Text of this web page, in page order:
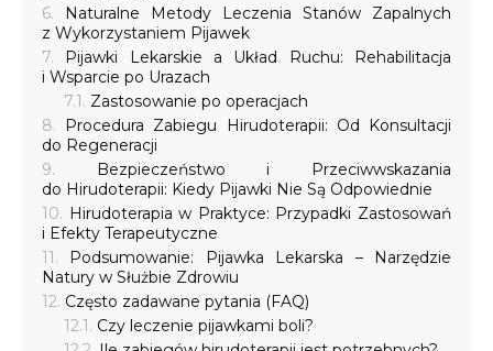
Naturalne Metody Leczenia Stanów Zapalnych
z Wykorzystaniem Pijawek
Pijawki Lekarskie a Układ Ruchu: Rehabilitacja
i Wsparcie po Urazach
Zastosowanie po operacjach
Procedura Zabiegu Hirudoterapii: Od Konsultacji
do Regeneracji
Bezpieczeństwo i Przeciwwskazania
do Hirudoterapii: Kiedy Pijawki Nie Są Odpowiednie
Hirudoterapia w Praktyce: Przypadki Zastosowań
i Efekty Terapeutyczne
Podsumowanie: Pijawka Lekarska – Narzędzie
Natury w Służbie Zdrowiu
Często zadawane pytania (FAQ)
Czy leczenie pijawkami boli?